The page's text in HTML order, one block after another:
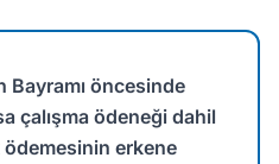
Bayramı öncesinde
çalışma ödeneği dahil
erkene